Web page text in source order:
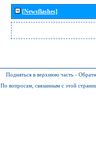
[Newsflashes]
Подняться в верхнюю часть -
По вопросам, связанным с этой